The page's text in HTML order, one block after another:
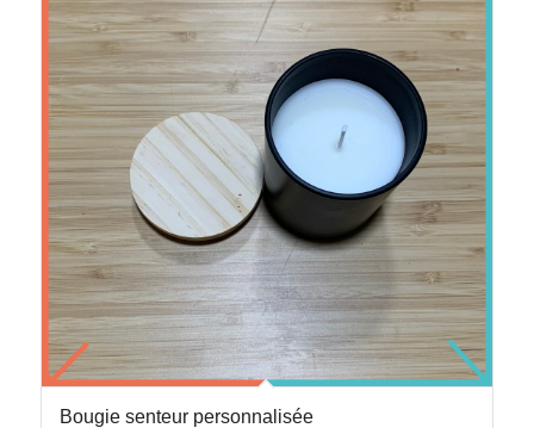
Bougie senteur personnalisée